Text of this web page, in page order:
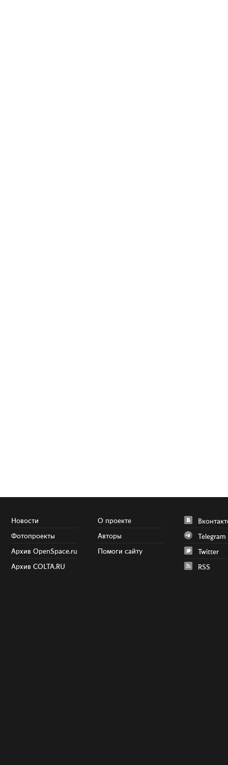
Новости
Фотопроекты
Архив OpenSpace.ru
Архив COLTA.RU
О проекте
Авторы
Помоги сайту
Telegram
Twitter
RSS